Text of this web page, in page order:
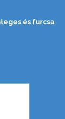
és furcsa